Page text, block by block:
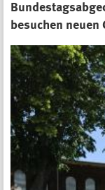
besuchen neuen